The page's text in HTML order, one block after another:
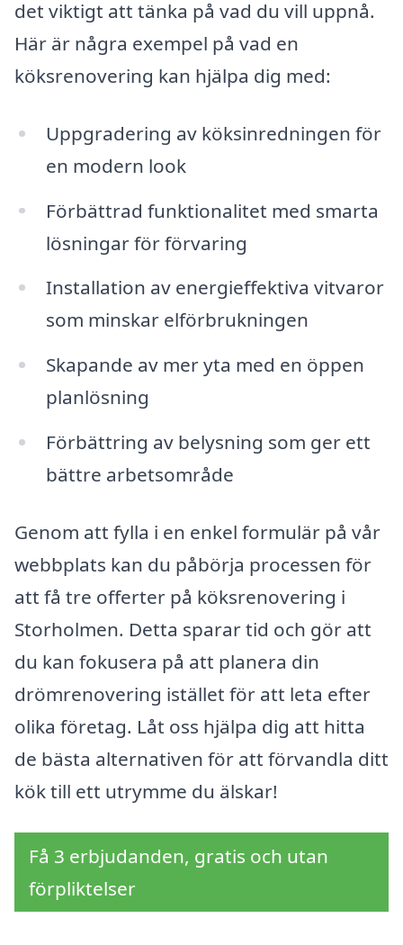
det viktigt att tänka på vad du vill uppnå.
Här är några exempel på vad en
köksrenovering kan hjälpa dig med:
Uppgradering av köksinredningen för
en modern look
Förbättrad funktionalitet med smarta
lösningar för förvaring
Installation av energieffektiva vitvaror
som minskar elförbrukningen
Skapande av mer yta med en öppen
planlösning
Förbättring av belysning som ger ett
bättre arbetsområde
Genom att fylla i en enkel formulär på vår
webbplats kan du påbörja processen för
att få tre offerter på köksrenovering i
Storholmen. Detta sparar tid och gör att
du kan fokusera på att planera din
drömrenovering istället för att leta efter
olika företag. Låt oss hjälpa dig att hitta
de bästa alternativen för att förvandla ditt
kök till ett utrymme du älskar!
Få 3 erbjudanden, gratis och utan
förpliktelser